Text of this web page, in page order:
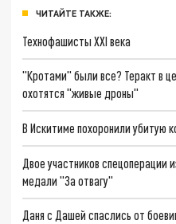
ЧИТАЙТЕ ТАКЖЕ:
Технофашисты XXI века
"Кротами" были все? Теракт в
охотятся "живые дроны"
В Искитиме похоронили убитую
Двое участников спецоперации
медали "За отвагу"
Даня с Дашей спаслись от